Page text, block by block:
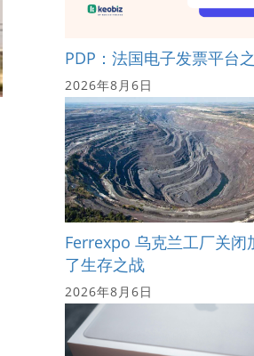
PDP：法国电子发票平台
2026年8月6日
Ferrexpo 乌克兰工厂关闭
了生存之战
2026年8月6日